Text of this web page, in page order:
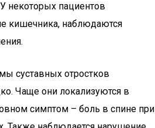
некоторых пациентов
кишечника, наблюдаются
суставных отростков
Чаще они локализуются в
симптом – боль в спине при